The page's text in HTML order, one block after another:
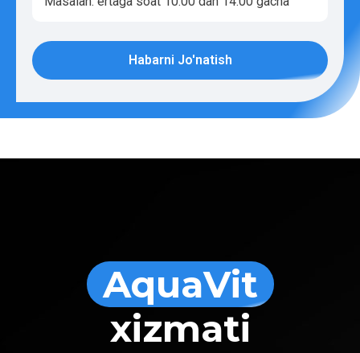
Habarni Jo'natish
AquaVit
xizmati